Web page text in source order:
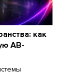
как
АВ-